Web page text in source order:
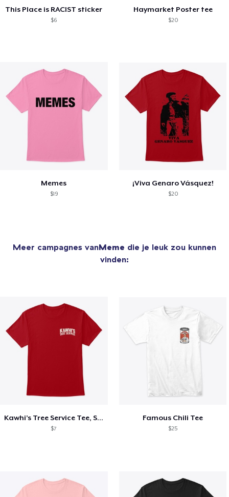
This Place is RACIST sticker
$6
Haymarket Poster tee
$20
Memes
$19
¡Viva Genaro Vásquez!
$20
Meer campagnes vanMeme die je leuk zou kunnen
vinden:
Kawhi’s Tree Service Tee, Shirts, Mug
$7
Famous Chili Tee
$25